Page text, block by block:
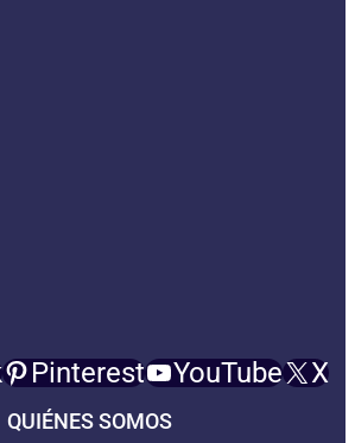
Pinterest YouTube X
QUIÉNES SOMOS